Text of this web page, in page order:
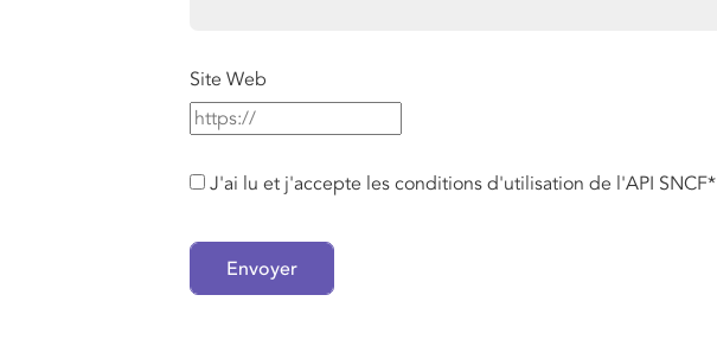
Site Web
J'ai lu et j'accepte les conditions d'utilisation de l'API SNCF*